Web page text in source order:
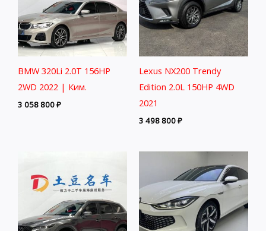
BMW 320Li 2.0T 156HP
2WD 2022 | Ким.
3 058 800₽
Lexus NX200 Trendy
Edition 2.0L 150HP 4WD
2021
3 498 800₽